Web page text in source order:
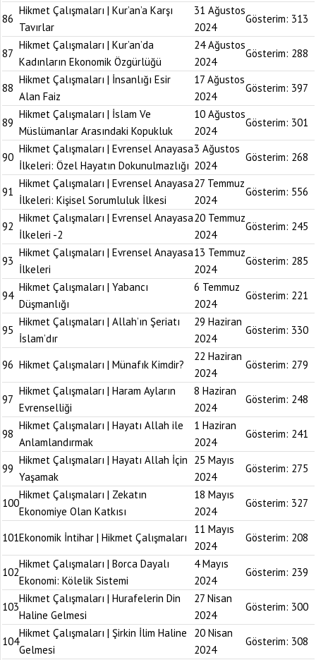
86
Hikmet Çalışmaları | Kur’an’a Karşı
Tavırlar
31 Ağustos
2024
Gösterim: 313
87
Hikmet Çalışmaları | Kur’an’da
Kadınların Ekonomik Özgürlüğü
24 Ağustos
2024
Gösterim: 288
88
Hikmet Çalışmaları | İnsanlığı Esir
Alan Faiz
17 Ağustos
2024
Gösterim: 397
89
Hikmet Çalışmaları | İslam Ve
Müslümanlar Arasındaki Kopukluk
10 Ağustos
2024
Gösterim: 301
90
Hikmet Çalışmaları | Evrensel Anayasa
İlkeleri: Özel Hayatın Dokunulmazlığı
3 Ağustos
2024
Gösterim: 268
91
Hikmet Çalışmaları | Evrensel Anayasa
İlkeleri: Kişisel Sorumluluk İlkesi
27 Temmuz
2024
Gösterim: 556
92
Hikmet Çalışmaları | Evrensel Anayasa
İlkeleri -2
20 Temmuz
2024
Gösterim: 245
93
Hikmet Çalışmaları | Evrensel Anayasa
İlkeleri
13 Temmuz
2024
Gösterim: 285
94
Hikmet Çalışmaları | Yabancı
Düşmanlığı
6 Temmuz
2024
Gösterim: 221
95
Hikmet Çalışmaları | Allah’ın Şeriatı
İslam’dır
29 Haziran
2024
Gösterim: 330
96 Hikmet Çalışmaları | Münafık Kimdir?
22 Haziran
2024
Gösterim: 279
97
Hikmet Çalışmaları | Haram Ayların
Evrenselliği
8 Haziran
2024
Gösterim: 248
98
Hikmet Çalışmaları | Hayatı Allah ile
Anlamlandırmak
1 Haziran
2024
Gösterim: 241
99
Hikmet Çalışmaları | Hayatı Allah İçin
Yaşamak
25 Mayıs
2024
Gösterim: 275
100
Hikmet Çalışmaları | Zekatın
Ekonomiye Olan Katkısı
18 Mayıs
2024
Gösterim: 327
101Ekonomik İntihar | Hikmet Çalışmaları
11 Mayıs
2024
Gösterim: 208
102
Hikmet Çalışmaları | Borca Dayalı
Ekonomi: Kölelik Sistemi
4 Mayıs
2024
Gösterim: 239
103
Hikmet Çalışmaları | Hurafelerin Din
Haline Gelmesi
27 Nisan
2024
Gösterim: 300
104
Hikmet Çalışmaları | Şirkin İlim Haline
Gelmesi
20 Nisan
2024
Gösterim: 308